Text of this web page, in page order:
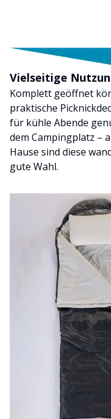
Vielseitige
Komplett geöffnet
praktische
für kühle Abende
dem Campingplatz –
Hause sind diese
gute Wahl.